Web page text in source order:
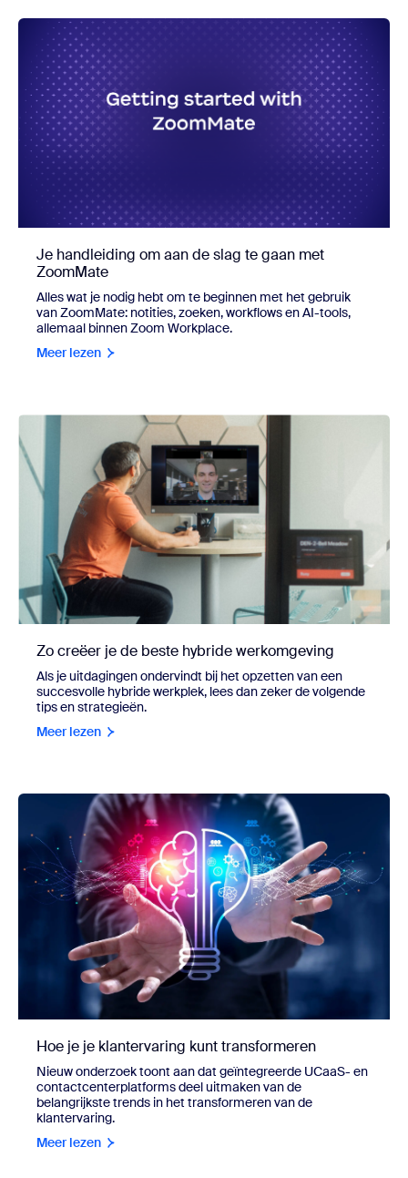
Je handleiding om aan de slag te gaan met
ZoomMate
Alles wat je nodig hebt om te beginnen met het gebruik
van ZoomMate: notities, zoeken, workflows en AI-tools,
allemaal binnen Zoom Workplace.
Meer lezen
Zo creëer je de beste hybride werkomgeving
Als je uitdagingen ondervindt bij het opzetten van een
succesvolle hybride werkplek, lees dan zeker de volgende
tips en strategieën.
Meer lezen
Hoe je je klantervaring kunt transformeren
Nieuw onderzoek toont aan dat geïntegreerde UCaaS- en
contactcenterplatforms deel uitmaken van de
belangrijkste trends in het transformeren van de
klantervaring.
Meer lezen